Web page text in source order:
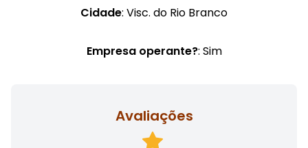
Cidade: Visc. do Rio Branco
Empresa operante?: Sim
Avaliações